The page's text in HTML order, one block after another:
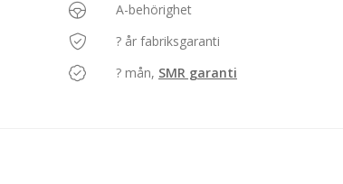
A-behörighet
? år fabriksgaranti
? mån, SMR garanti